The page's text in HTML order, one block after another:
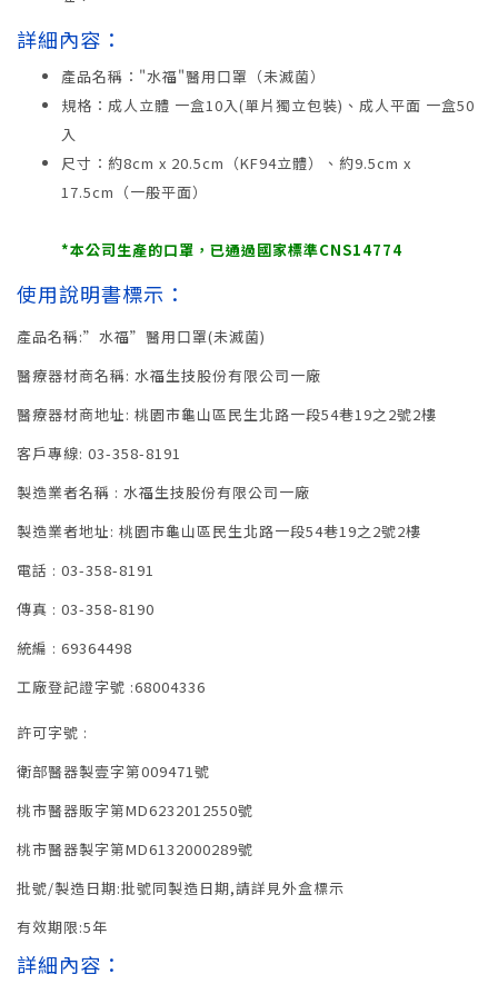
詳細內容：
產品名稱："水福"醫用口罩（未滅菌）
規格：成人立體 一盒10入(單片獨立包裝)、成人平面 一盒50
入
尺寸：約8cm x 20.5cm（KF94立體）、約9.5cm x
17.5cm（一般平面）
*本公司生產的口罩，已通過國家標準CNS14774
使用說明書標示：
產品名稱:”水福”醫用口罩(未滅菌)
醫療器材商名稱: 水福生技股份有限公司一廠
醫療器材商地址: 桃園市龜山區民生北路一段54巷19之2號2樓
客戶專線: 03-358-8191
製造業者名稱 : 水福生技股份有限公司一廠
製造業者地址: 桃園市龜山區民生北路一段54巷19之2號2樓
電話 : 03-358-8191
傳真 : 03-358-8190
統編 : 69364498
工廠登記證字號 :68004336
許可字號 :
衛部醫器製壹字第009471號
桃市醫器販字第MD6232012550號
桃市醫器製字第MD6132000289號
批號/製造日期:批號同製造日期,請詳見外盒標示
有效期限:5年
詳細內容：